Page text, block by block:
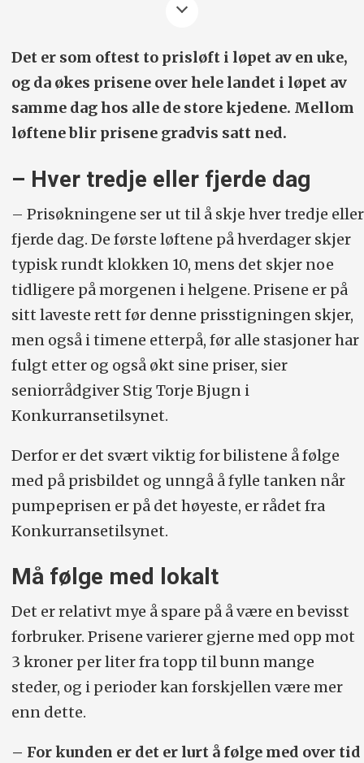
mandag og torsdag.
I desember 2017 begynte Circle K og YX
å løfte prisene på de dagene de
oppdaterte veiledende pumpepriser på
sine nettsider.
Circle K AS og YX Norge AS til å
forplikte seg til å slutte med å publisere
listepriser for drivstoff på nettsidene
sine. Det var tilsynets vurdering at
publisering av listepriser på nettsidene
fungerte som et signal til konkurrentene
om når og til hvilket nivå prisene skulle
økes, og at denne typen atferd kunne
utgjøre et ulovlig samarbeid.
en særskilt markedsovervåkning av
drivstoffmarkedet, som blant annet
innebærer at aktørene må sende inn
kjedene er også pålagt en særskilt
opplysningsplikt for
foretakssammenslutninger.
Kilde: Konkurransetilsynet
Det er som oftest to prisløft i løpet av en uke,
og da økes prisene over hele landet i løpet av
samme dag hos alle de store kjedene. Mellom
løftene blir prisene gradvis satt ned.
– Hver tredje eller fjerde dag
– Prisøkningene ser ut til å skje hver tredje eller
fjerde dag. De første løftene på hverdager skjer
typisk rundt klokken 10, mens det skjer noe
tidligere på morgenen i helgene. Prisene er på
sitt laveste rett før denne prisstigningen skjer,
men også i timene etterpå, før alle stasjoner har
fulgt etter og også økt sine priser, sier
seniorrådgiver Stig Torje Bjugn i
Konkurransetilsynet.
Derfor er det svært viktig for bilistene å følge
med på prisbildet og unngå å fylle tanken når
pumpeprisen er på det høyeste, er rådet fra
Konkurransetilsynet.
Må følge med lokalt
Det er relativt mye å spare på å være en bevisst
forbruker. Prisene varierer gjerne med opp mot
3 kroner per liter fra topp til bunn mange
steder, og i perioder kan forskjellen være mer
enn dette.
– For kunden er det er lurt å følge med over tid